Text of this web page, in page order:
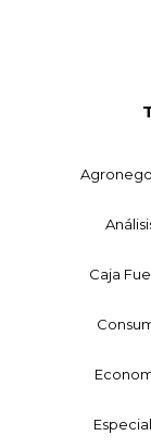
Caja